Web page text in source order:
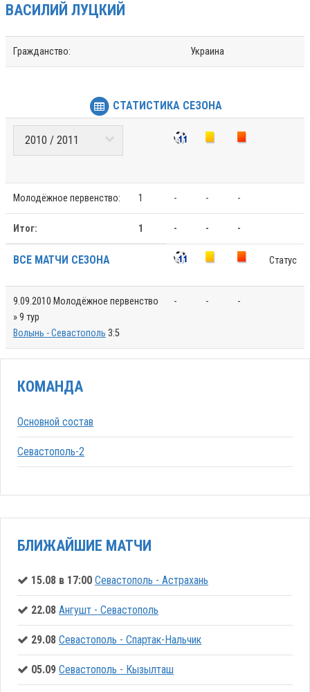
ВАСИЛИЙ ЛУЦКИЙ
Гражданство: Украина
СТАТИСТИКА СЕЗОНА
Молодёжное первенство: 1 - - -
Итог: 1 - - -
ВСЕ МАТЧИ СЕЗОНА Статус
9.09.2010 Молодёжное первенство
» 9 тур
Волынь - Севастополь 3:5
- - -
КОМАНДА
Основной состав
Севастополь-2
БЛИЖАЙШИЕ МАТЧИ
15.08 в 17:00 Севастополь - Астрахань
22.08 Ангушт - Севастополь
29.08 Севастополь - Спартак-Нальчик
05.09 Севастополь - Кызылташ